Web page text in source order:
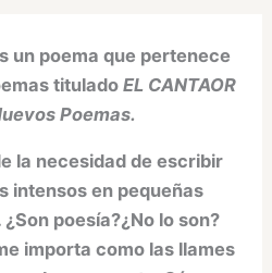
un poema que pertenece
tituladoEL CANTAOR
Poemas.
la necesidad de escribir
intensos en pequeñas
poesía?¿No lo son?
importa como las llames